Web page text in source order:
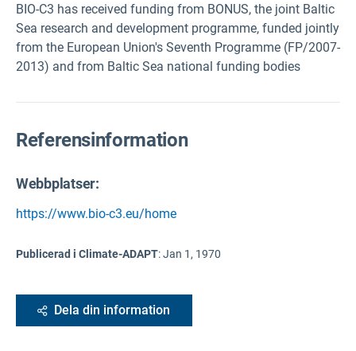
BIO-C3 has received funding from BONUS, the joint Baltic
Sea research and development programme, funded jointly
from the European Union's Seventh Programme (FP/2007-
2013) and from Baltic Sea national funding bodies
Referensinformation
Webbplatser:
https://www.bio-c3.eu/home
Publicerad i Climate-ADAPT:Jan 1, 1970
Dela din information